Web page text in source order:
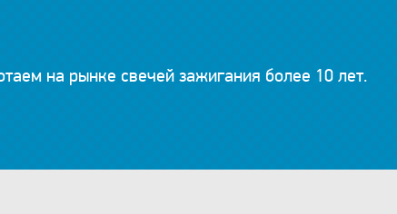
на рынке свечей зажигания более 10 лет.